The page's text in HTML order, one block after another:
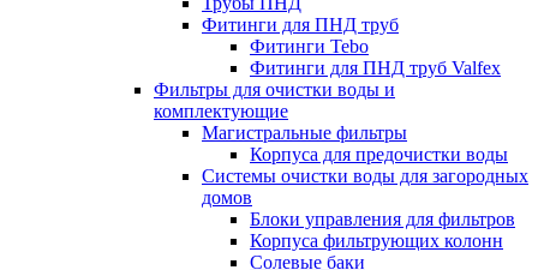
Фитинги для ПНД труб
Фитинги Tebo
Фитинги для ПНД труб Valfex
Фильтры для очистки воды и
комплектующие
Магистральные фильтры
Корпуса для предочистки воды
Системы очистки воды для загородных
домов
Блоки управления для фильтров
Корпуса фильтрующих колонн
Солевые баки